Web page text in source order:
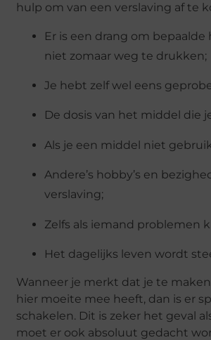
hulp om van een verslaving af te
Er is een drang om
niet zomaar weg te drukken;
Je hebt zelf wel eens
De dosis van het middel die
Als je een middel niet
Andere’s hobby’s en
verslaving;
Zelfs als iemand problemen
Het dagelijks leven wordt
Wanneer je merkt dat je te
hier moeite mee heeft, dan is er
schakelen. Dit is zeker het geval
moet er ook absoluut gedacht